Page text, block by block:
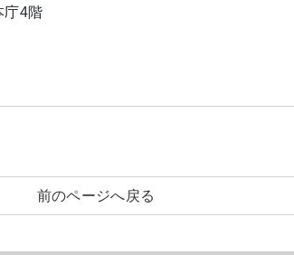
庁4階
前のページへ戻る